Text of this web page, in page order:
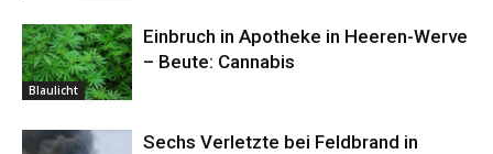
Blaulicht
Einbruch in Apotheke in Heeren-Werve
– Beute: Cannabis
Sechs Verletzte bei Feldbrand in